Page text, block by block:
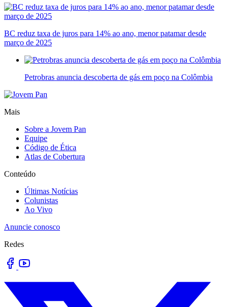
BC reduz taxa de juros para 14% ao ano, menor patamar desde
março de 2025
Petrobras anuncia descoberta de gás em poço na Colômbia
Mais
Sobre a Jovem Pan
Equipe
Código de Ética
Atlas de Cobertura
Conteúdo
Últimas Notícias
Colunistas
Ao Vivo
Anuncie conosco
Redes